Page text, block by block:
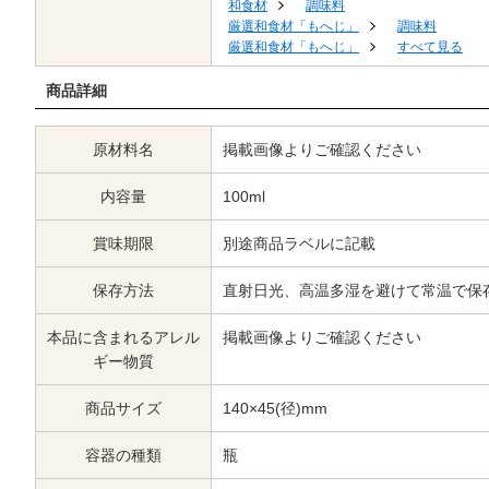
和食材
調味料
厳選和食材「もへじ」
調味料
厳選和食材「もへじ」
すべて見る
商品詳細
原材料名 掲載画像よりご確認ください
内容量 100ml
賞味期限 別途商品ラベルに記載
保存方法 直射日光、高温多湿を避けて常温で保
本品に含まれるアレル
ギー物質
掲載画像よりご確認ください
商品サイズ 140×45(径)mm
容器の種類 瓶